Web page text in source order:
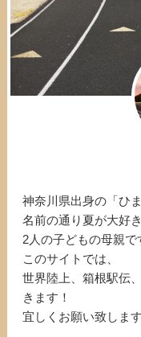
神奈川県出身の「ひ
名前の通り夏が大好
2人の子どもの母親で
このサイトでは、
世界陸上、箱根駅伝
きます！
宜しくお願い致します